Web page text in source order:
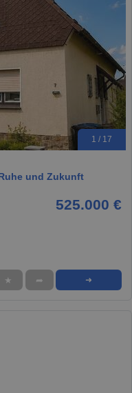
1 / 17
und Zukunft
525.000 €
★ ➦ ➜